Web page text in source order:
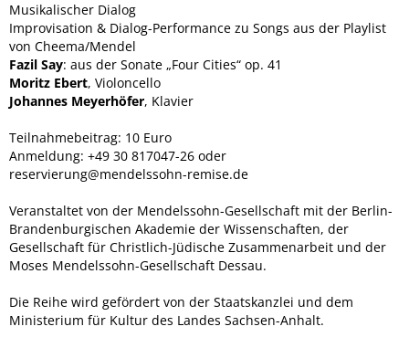
Musikalischer Dialog
Improvisation & Dialog-Performance zu Songs aus der Playlist
von Cheema/Mendel
Fazil Say: aus der Sonate „Four Cities“ op. 41
Moritz Ebert, Violoncello
Johannes Meyerhöfer, Klavier
Teilnahmebeitrag: 10 Euro
Anmeldung: +49 30 817047-26 oder
reservierung@mendelssohn-remise.de
Veranstaltet von der Mendelssohn-Gesellschaft mit der Berlin-
Brandenburgischen Akademie der Wissenschaften, der
Gesellschaft für Christlich-Jüdische Zusammenarbeit und der
Moses Mendelssohn-Gesellschaft Dessau.
Die Reihe wird gefördert von der Staatskanzlei und dem
Ministerium für Kultur des Landes Sachsen-Anhalt.